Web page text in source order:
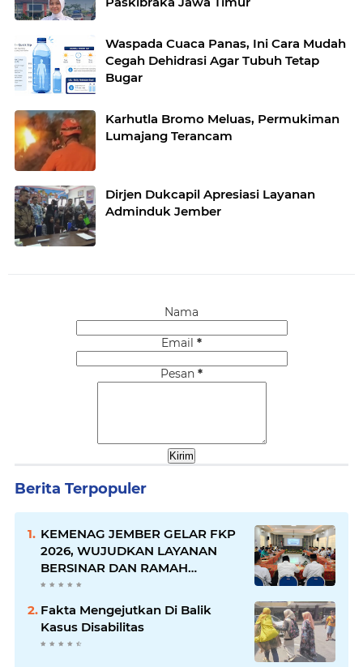
Waspada Cuaca Panas, Ini Cara Mudah
Cegah Dehidrasi Agar Tubuh Tetap
Bugar
Karhutla Bromo Meluas, Permukiman
Lumajang Terancam
Dirjen Dukcapil Apresiasi Layanan
Adminduk Jember
Nama
Email *
Pesan *
Berita Terpopuler
KEMENAG JEMBER GELAR FKP
2026, WUJUDKAN LAYANAN
BERSINAR DAN RAMAH
DISABILITAS
Fakta Mengejutkan Di Balik
Kasus Disabilitas